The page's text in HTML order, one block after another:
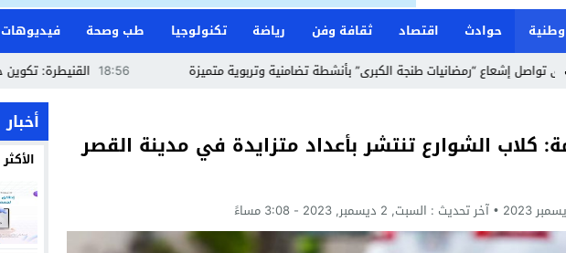
وطنية حوادث اقتصاد ثقافة وفن رياضة تكنولوجيا طب وصحة فيديوهات
18:56 القنيطرة: تكوين حراس الأمن
“رمضانيات طنجة الكبرى” بأنشطة تضامنية وتربوية متميزة
كلاب الشوارع تنتشر بأعداد متزايدة في مدينة القصر
آخر تحديث : السبت, 2 ديسمبر, 2023 - 3:08 مساءً
أخبار